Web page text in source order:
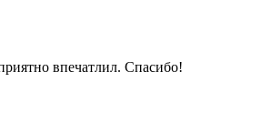
впечатлил. Спасибо!